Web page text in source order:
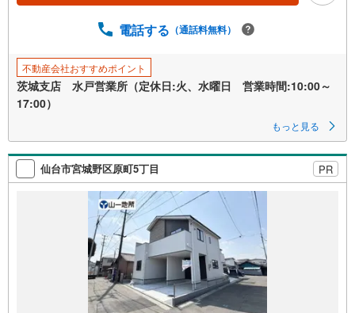
電話する （通話料無料）
不動産会社おすすめポイント
茨城支店 水戸営業所（定休日:火、水曜日 営業時間:10:00～
17:00）
もっと見る
仙台市宮城野区原町5丁目 PR